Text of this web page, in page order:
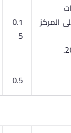
المركز
0.1
5
0.5